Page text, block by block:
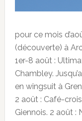
pour ce mois
(découverte) à
1er-8 août :
Chambley.
en wingsuit à
2 août : Café-
Giennois. 2 août :